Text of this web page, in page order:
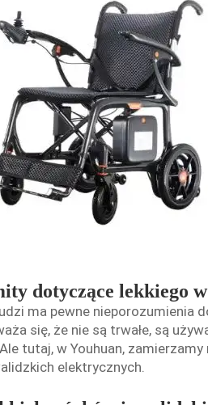
dotyczące lekkiego
ma pewne nieporozumienia
się, że nie są trwałe, są
tutaj, w Youhuan,
elektrycznych.